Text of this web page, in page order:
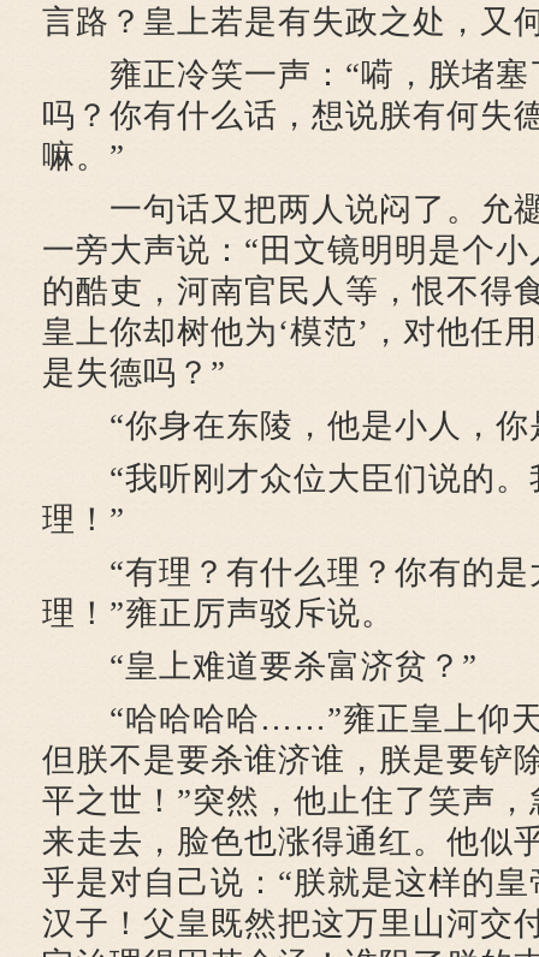
言路？皇上若是有失政之处，又
雍正冷笑一声：“嗬，朕堵塞
吗？你有什么话，想说朕有何失
嘛。”
一句话又把两人说闷了。允
一旁大声说：“田文镜明明是个
的酷吏，河南官民人等，恨不得
皇上你却树他为‘模范’，对他任
是失德吗？”
“你身在东陵，他是小人，你
“我听刚才众位大臣们说的。
理！”
“有理？有什么理？你有的是
理！”雍正厉声驳斥说。
“皇上难道要杀富济贫？”
“哈哈哈哈……”雍正皇上仰天
但朕不是要杀谁济谁，朕是要铲
平之世！”突然，他止住了笑声
来走去，脸色也涨得通红。他似
乎是对自己说：“朕就是这样的
汉子！父皇既然把这万里山河交